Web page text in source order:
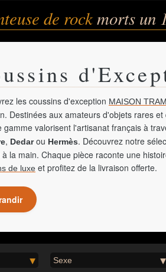
de rockmorts un
les coussins d'exception MAISON
Destinées aux amateurs d'objets rares
gamme valorisent l'artisanat français à
, Dedarou Hermès. Découvrez notre
la main. Chaque pièce raconte une
de luxe et profitez de la livraison offerte.
Sexe